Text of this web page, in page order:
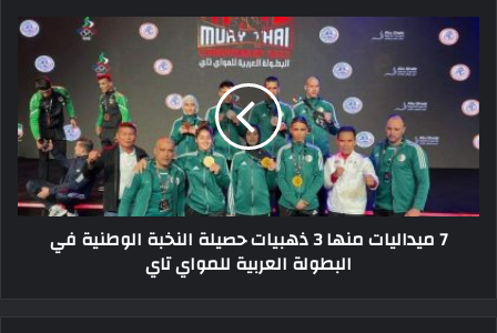
ميداليات
منها
3
ذهبيات
حصيلة
النخبة
في
البطولة
7 ميداليات منها 3 ذهبيات حصيلة النخبة الوطنية في
البطولة العربية للمواي تاي